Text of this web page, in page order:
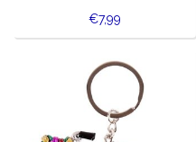
€7,99